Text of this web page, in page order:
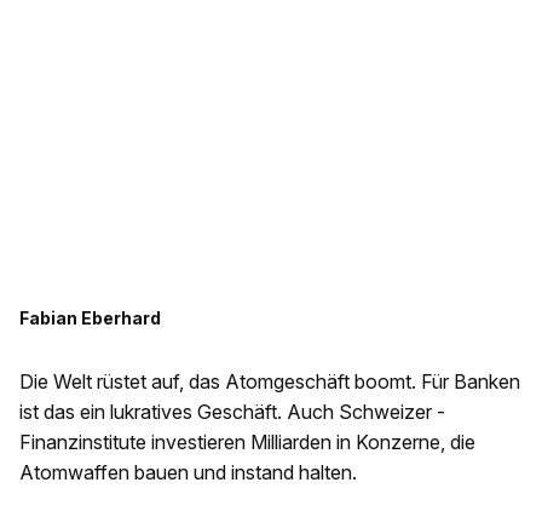
Fabian Eberhard
Die Welt rüstet auf, das Atomgeschäft boomt. Für Banken
ist das ein lukratives Geschäft. Auch Schweizer ­
Finanzinstitute investieren Mil­liarden in Konzerne, die
Atomwaffen bauen und instand halten.